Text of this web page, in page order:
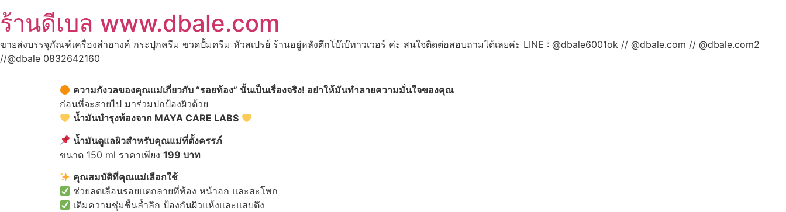
ร้านดีเบล www.dbale.com
ขายส่งบรรจุภัณฑ์เครื่องสำอางค์ กระปุกครีม ขวดปั้มครีม หัวสเปรย์ ร้านอยู่หลังตึกโบ๊เบ๊ทาวเวอร์ ค่ะ สนใจติดต่อสอบถามได้เลยค่ะ LINE : @dbale6001ok // @dbale.com // @dbale.com2
//@dbale 0832642160
ความกังวลของคุณแม่เกี่ยวกับ “รอยท้อง” นั้นเป็นเรื่องจริง! อย่าให้มันทำลายความมั่นใจของคุณ
ก่อนที่จะสายไป มาร่วมปกป้องผิวด้วย
น้ำมันบำรุงท้องจาก MAYA CARE LABS
น้ำมันดูแลผิวสําหรับคุณแม่ที่ตั้งครรภ์
ขนาด 150 ml ราคาเพียง 199 บาท
คุณสมบัติที่คุณแม่เลือกใช้
ช่วยลดเลือนรอยแตกลายที่ท้อง หน้าอก และสะโพก
เติมความชุ่มชื้นล้ำลึก ป้องกันผิวแห้งและแสบตึง